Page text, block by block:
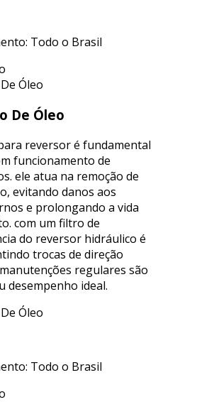
Todo o Brasil
De Óleo
reversor é fundamental
funcionamento de
ele atua na remoção de
evitando danos aos
e prolongando a vida
com um filtro de
do reversor hidráulico é
trocas de direção
regulares são
desempenho ideal.
Todo o Brasil